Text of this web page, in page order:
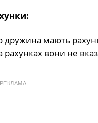
дружина мають
рахунках вони не
РЕКЛАМА